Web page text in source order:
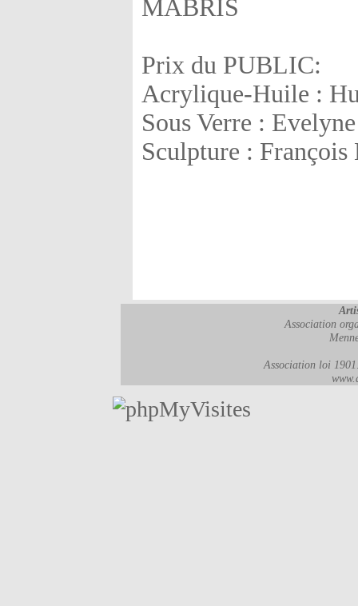
MABRIS
Prix du PUBLIC:
Acrylique-Huile :
Sous Verre :
Sculpture :
Association
Association loi